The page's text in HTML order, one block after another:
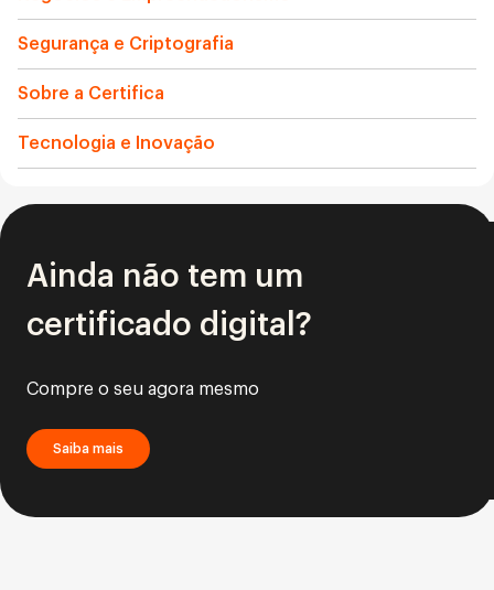
Segurança e Criptografia
Sobre a Certifica
Tecnologia e Inovação
Ainda não tem um
certificado digital?
Compre o seu agora mesmo
Saiba mais